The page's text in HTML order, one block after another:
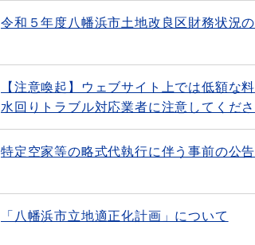
令和５年度八幡浜市土地改良区財務状況
【注意喚起】ウェブサイト上では低額
水回りトラブル対応業者に注意してくだ
特定空家等の略式代執行に伴う事前の公
「八幡浜市立地適正化計画」について